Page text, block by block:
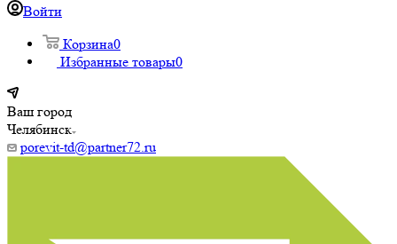
Войти
Корзина0
Избранные товары0
Ваш город
Челябинск
porevit-td@partner72.ru